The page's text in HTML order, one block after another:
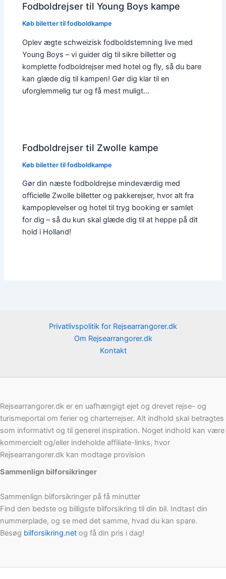
Fodboldrejser til Young Boys kampe
Køb biletter til fodboldkampe
Oplev ægte schweizisk fodboldstemning live med
Young Boys – vi guider dig til sikre billetter og
komplette fodboldrejser med hotel og fly, så du bare
kan glæde dig til kampen! Gør dig klar til en
uforglemmelig tur og få mest muligt…
Fodboldrejser til Zwolle kampe
Køb biletter til fodboldkampe
Gør din næste fodboldrejse mindeværdig med
officielle Zwolle billetter og pakkerejser, hvor alt fra
kampoplevelser og hotel til tryg booking er samlet
for dig – så du kun skal glæde dig til at heppe på dit
hold i Holland!
Privatlivspolitik for Rejsearrangorer.dk
Om Rejsearrangorer.dk
Kontakt
Rejsearrangorer.dk er en uafhængigt ejet og drevet rejse- og
turismeportal om ferier og charterrejser. Alt indhold skal betragtes
som informativt og til generel inspiration. Noget indhold kan være
kommercielt og/eller indeholde affiliate-links, hvor
Rejsearrangorer.dk kan modtage provision
Sammenlign bilforsikringer
Sammenlign bilforsikringer på få minutter
Find den bedste og billigste bilforsikring til din bil. Indtast din
nummerplade, og se med det samme, hvad du kan spare.
Besøg bilforsikring.net og få din pris i dag!